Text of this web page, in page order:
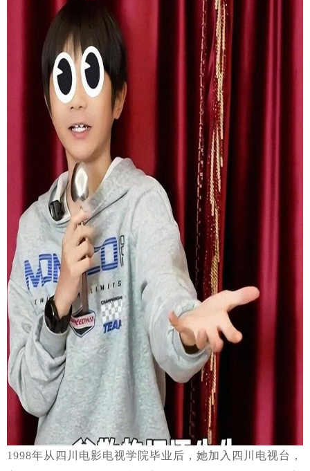
1998年从四川电影电视学院毕业后，她加入四川电视台，